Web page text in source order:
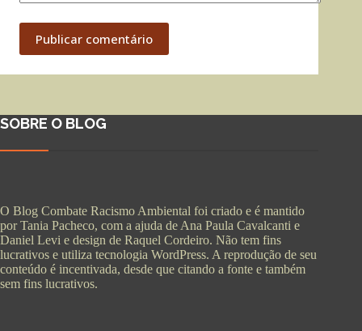
Publicar comentário
SOBRE O BLOG
O Blog Combate Racismo Ambiental foi criado e é mantido
por Tania Pacheco, com a ajuda de Ana Paula Cavalcanti e
Daniel Levi e design de Raquel Cordeiro. Não tem fins
lucrativos e utiliza tecnologia WordPress. A reprodução de seu
conteúdo é incentivada, desde que citando a fonte e também
sem fins lucrativos.